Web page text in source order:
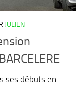
JULIEN
ses débuts en